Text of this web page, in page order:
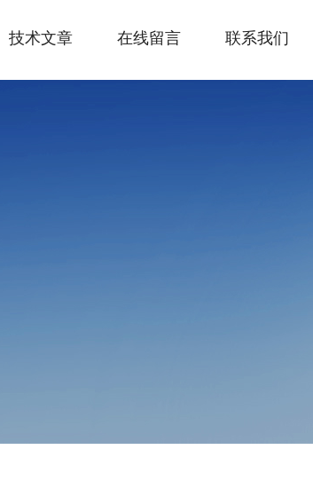
技术文章 在线留言 联系我们